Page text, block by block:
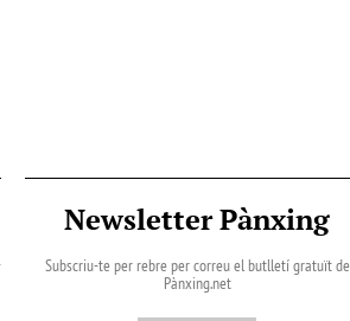
Newsletter Pànxing
Subscriu-te per rebre per correu el butlletí gratuït de
Pànxing.net​